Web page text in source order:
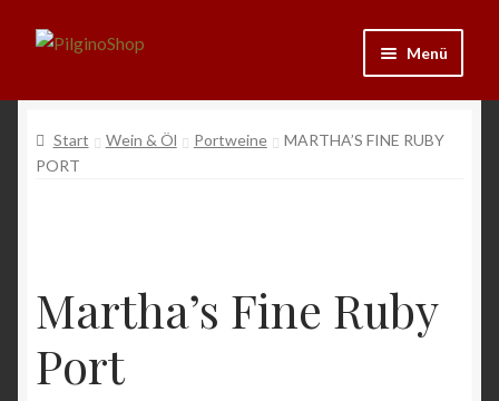
Zur
springen
Zum
springen
Menü
Ausrüstung
Schmuck
Start Wein & Öl Portweine
MARTHA’S FINE RUBY
PORT
Martha’s Fine Ruby
Port